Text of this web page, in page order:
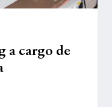
a cargo de